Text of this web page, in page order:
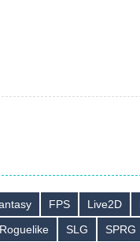
FPS Live2D
Roguelike SLG SPRG